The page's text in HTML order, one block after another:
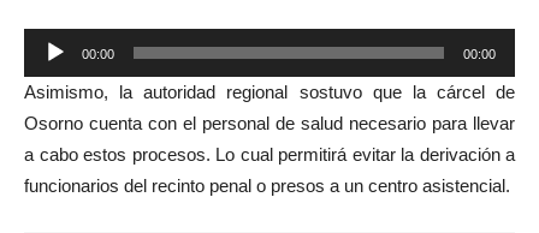
Reproductor
de
audio
00:00 00:00
Asimismo, la autoridad regional sostuvo que la cárcel de
Osorno cuenta con el personal de salud necesario para llevar
a cabo estos procesos. Lo cual permitirá evitar la derivación a
funcionarios del recinto penal o presos a un centro asistencial.